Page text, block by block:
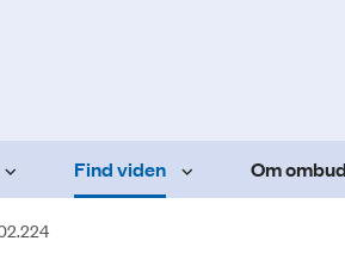
Find viden Om